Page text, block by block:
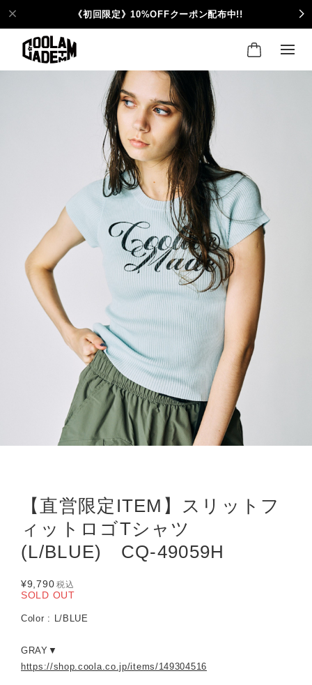
《初回限定》10%OFFクーポン配布中!!
【直営限定ITEM】スリットフ
ィットロゴTシャツ
(L/BLUE) CQ-49059H
¥9,790 税込
SOLD OUT
Color : L/BLUE
GRAY▼
https://shop.coola.co.jp/items/149304516